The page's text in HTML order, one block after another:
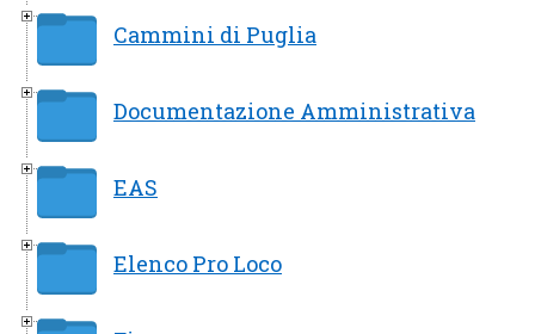
Cammini di Puglia
Documentazione Amministrativa
EAS
Elenco Pro Loco